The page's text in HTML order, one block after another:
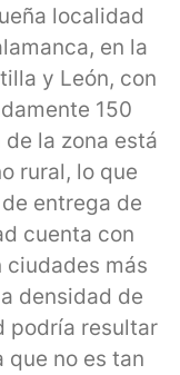
localidad
en la
y León, con
150
la zona está
rural, lo que
entrega de
cuenta con
ciudades más
densidad de
podría resultar
que no es tan